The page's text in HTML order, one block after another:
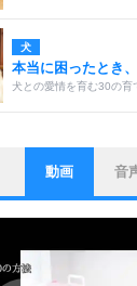
犬
本当に困ったとき
犬との愛情を育む30の育
ストレス対策
他人と比べない。
いっそのこと、他
いらいらしない人になる
プラス思考
動画 音